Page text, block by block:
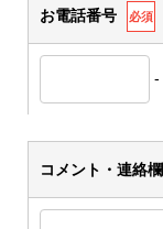
お電話番号 必須
-
コメント・連絡欄